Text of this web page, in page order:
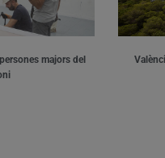
majors del